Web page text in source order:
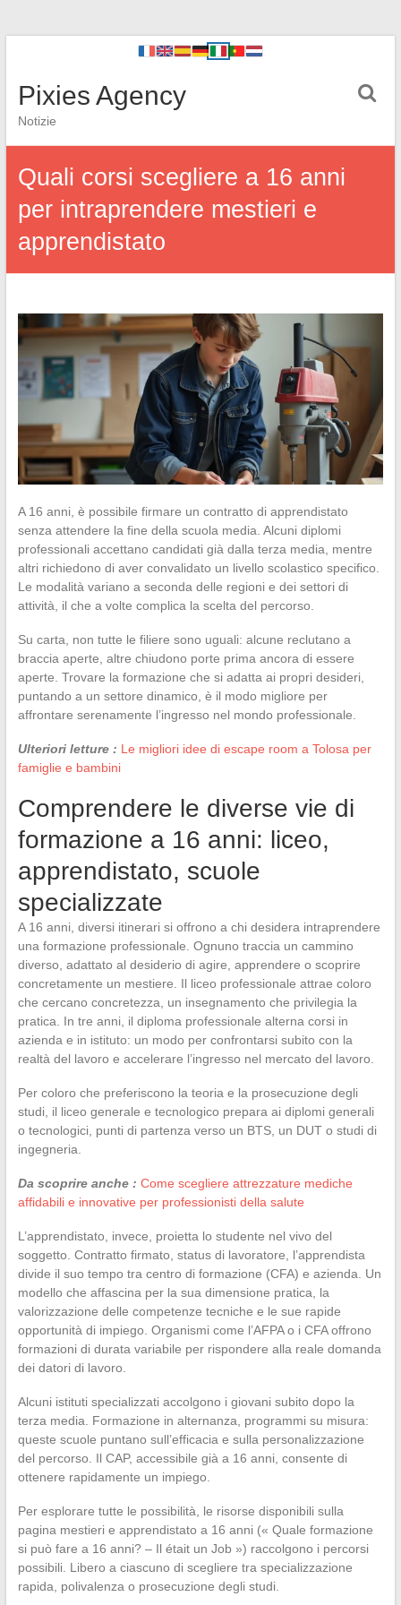
Pixies Agency
Notizie
Quali corsi scegliere a 16 anni
per intraprendere mestieri e
apprendistato
A 16 anni, è possibile firmare un contratto di apprendistato
senza attendere la fine della scuola media. Alcuni diplomi
professionali accettano candidati già dalla terza media, mentre
altri richiedono di aver convalidato un livello scolastico specifico.
Le modalità variano a seconda delle regioni e dei settori di
attività, il che a volte complica la scelta del percorso.
Su carta, non tutte le filiere sono uguali: alcune reclutano a
braccia aperte, altre chiudono porte prima ancora di essere
aperte. Trovare la formazione che si adatta ai propri desideri,
puntando a un settore dinamico, è il modo migliore per
affrontare serenamente l’ingresso nel mondo professionale.
Ulteriori letture : Le migliori idee di escape room a Tolosa per
famiglie e bambini
Comprendere le diverse vie di
formazione a 16 anni: liceo,
apprendistato, scuole
specializzate
A 16 anni, diversi itinerari si offrono a chi desidera intraprendere
una formazione professionale. Ognuno traccia un cammino
diverso, adattato al desiderio di agire, apprendere o scoprire
concretamente un mestiere. Il liceo professionale attrae coloro
che cercano concretezza, un insegnamento che privilegia la
pratica. In tre anni, il diploma professionale alterna corsi in
azienda e in istituto: un modo per confrontarsi subito con la
realtà del lavoro e accelerare l’ingresso nel mercato del lavoro.
Per coloro che preferiscono la teoria e la prosecuzione degli
studi, il liceo generale e tecnologico prepara ai diplomi generali
o tecnologici, punti di partenza verso un BTS, un DUT o studi di
ingegneria.
Da scoprire anche : Come scegliere attrezzature mediche
affidabili e innovative per professionisti della salute
L’apprendistato, invece, proietta lo studente nel vivo del
soggetto. Contratto firmato, status di lavoratore, l’apprendista
divide il suo tempo tra centro di formazione (CFA) e azienda. Un
modello che affascina per la sua dimensione pratica, la
valorizzazione delle competenze tecniche e le sue rapide
opportunità di impiego. Organismi come l’AFPA o i CFA offrono
formazioni di durata variabile per rispondere alla reale domanda
dei datori di lavoro.
Alcuni istituti specializzati accolgono i giovani subito dopo la
terza media. Formazione in alternanza, programmi su misura:
queste scuole puntano sull’efficacia e sulla personalizzazione
del percorso. Il CAP, accessibile già a 16 anni, consente di
ottenere rapidamente un impiego.
Per esplorare tutte le possibilità, le risorse disponibili sulla
pagina mestieri e apprendistato a 16 anni (« Quale formazione
si può fare a 16 anni? – Il était un Job ») raccolgono i percorsi
possibili. Libero a ciascuno di scegliere tra specializzazione
rapida, polivalenza o prosecuzione degli studi.